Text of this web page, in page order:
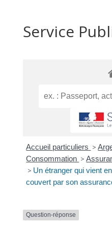
Service
Accueil particuliers >
Consommation >
> Un étranger qui vient
couvert par son
Question-réponse